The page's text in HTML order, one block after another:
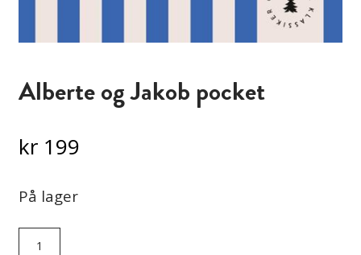
Alberte og Jakob pocket
kr 199
På lager
Alberte